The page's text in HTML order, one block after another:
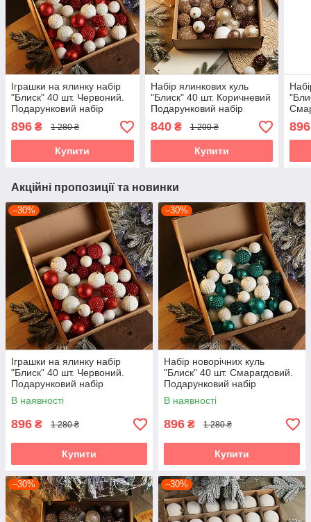
Іграшки на ялинку набір
"Блиск" 40 шт. Червоний.
Подарунковий набір
ялинкових кульок Кульки
на ялинку
896 ₴ 1 280 ₴
Купити
Набір ялинкових куль
"Блиск" 40 шт. Коричневий
Подарунковий набір
новорічних кульок Кульки
на ялинку
840₴ 1 200 ₴
Купити
на
896
Акційні пропозиції та новинки
–30%
Іграшки на ялинку набір
"Блиск" 40 шт. Червоний.
Подарунковий набір
ялинкових кульок Кульки на
ялинку
В наявності
896 ₴ 1 280 ₴
Купити
–30%
Набір новорічних куль
"Блиск" 40 шт. Смарагдовий.
Подарунковий набір
ялинкових кульок Кульки на
ялинку
В наявності
896 ₴ 1 280 ₴
Купити
–30% –30%